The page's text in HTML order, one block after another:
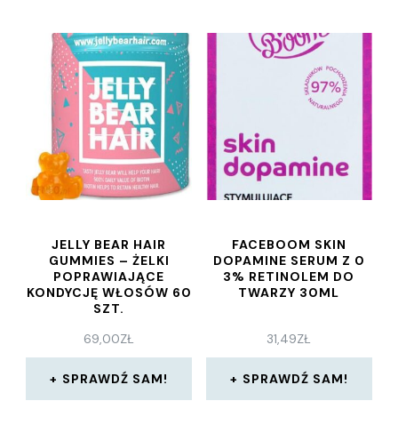
JELLY BEAR HAIR
GUMMIES – ŻELKI
POPRAWIAJĄCE
KONDYCJĘ WŁOSÓW 60
SZT.
69,00ZŁ
SPRAWDŹ SAM!
FACEBOOM SKIN
DOPAMINE SERUM Z 0
3% RETINOLEM DO
TWARZY 30ML
31,49ZŁ
SPRAWDŹ SAM!